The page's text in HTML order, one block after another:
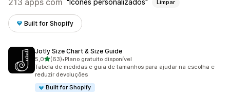
213 apps com Ícones personalizados Limpar
Built for Shopify
Jotly Size Chart & Size Guide
5,0de 5 estrelas
(63)
63 avaliações ao todo
•Plano gratuito disponível
Tabela de medidas e guia de tamanhos para ajudar na escolha e
reduzir devoluções
Built for Shopify